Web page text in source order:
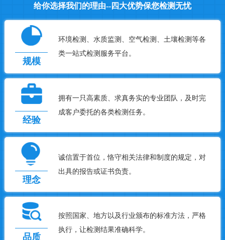
给你选择我们的理由--四大优势保您检测无忧
规模
环境检测、水质监测、空气检测、土壤检测等各
类一站式检测服务平台。
经验
拥有一只高素质、求真务实的专业团队，及时完
成客户委托的各类检测任务。
理念
诚信置于首位，恪守相关法律和制度的规定，对
出具的报告或证书负责。
品质
按照国家、地方以及行业颁布的标准方法，严格
执行，让检测结果准确科学。